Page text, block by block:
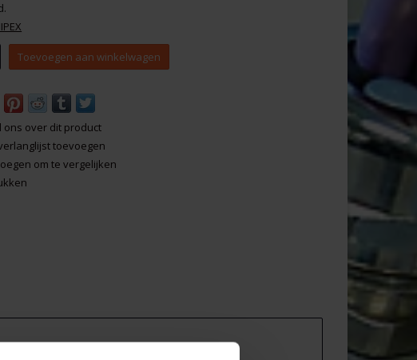
Toevoegen aan winkelwagen
ons over dit product
toevoegen
om te vergelijken